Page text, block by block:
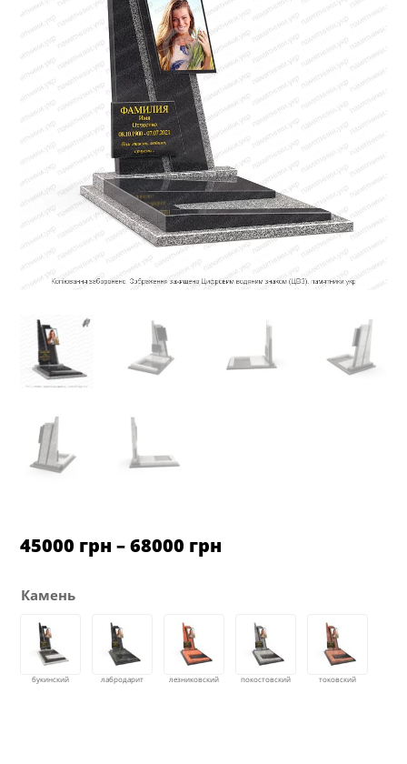
45000 грн –68000 грнЦіновий
діапазон:
68000 грн
Камень